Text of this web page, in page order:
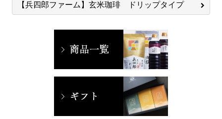
【兵四郎ファーム】玄米珈琲 ドリップタイプ